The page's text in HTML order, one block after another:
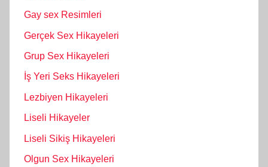
Gay sex Resimleri
Gerçek Sex Hikayeleri
Grup Sex Hikayeleri
İş Yeri Seks Hikayeleri
Lezbiyen Hikayeleri
Liseli Hikayeler
Liseli Sikiş Hikayeleri
Olgun Sex Hikayeleri